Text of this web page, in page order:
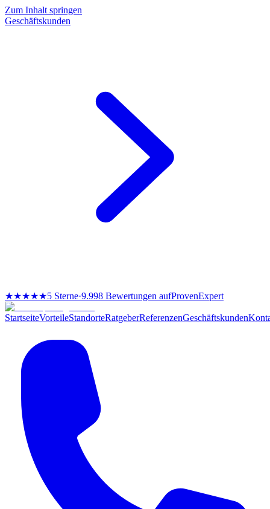
Zum Inhalt springen
Geschäftskunden
★★★★★5 Sterne·9.998 Bewertungen aufProvenExpert
StartseiteVorteileStandorteRatgeberReferenzenGeschäftskunden